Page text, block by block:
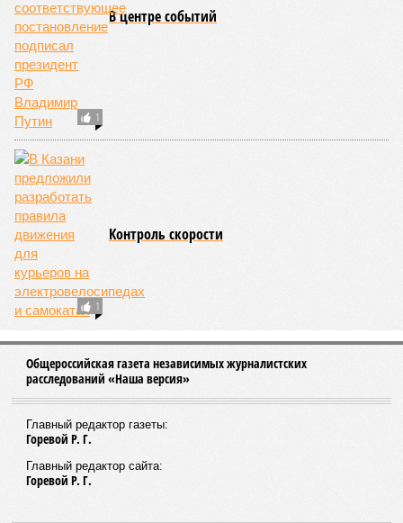
1
В центре событий
1
Контроль скорости
Общероссийская газета независимых журналистских
расследований «Наша версия»
Главный редактор газеты:
Горевой Р. Г.
Главный редактор сайта:
Горевой Р. Г.